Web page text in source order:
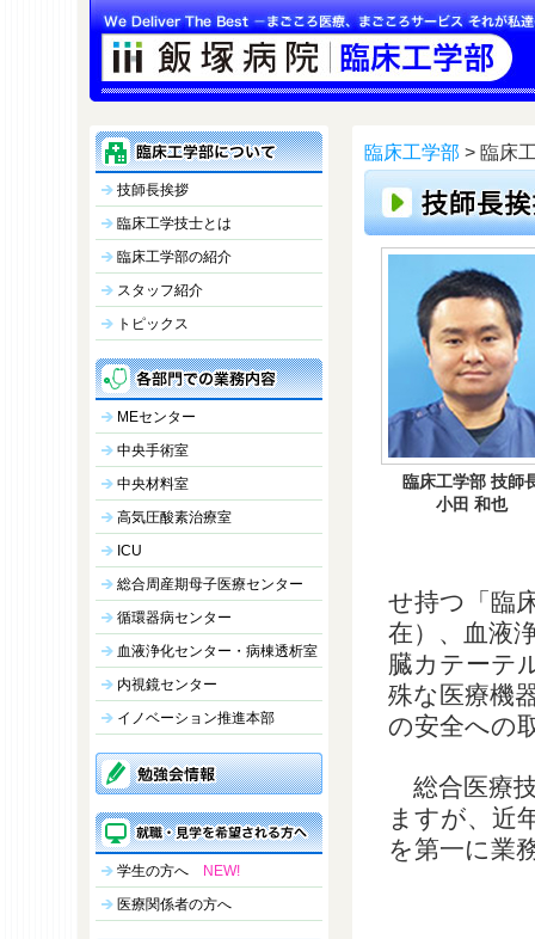
技師長挨拶
臨床工学技士とは
臨床工学部の紹介
スタッフ紹介
トピックス
MEセンター
中央手術室
中央材料室
高気圧酸素治療室
ICU
総合周産期母子医療センター
循環器病センター
血液浄化センター・病棟透析室
内視鏡センター
イノベーション推進本部
学生の方へ NEW!
医療関係者の方へ
臨床工学部 > 臨床
臨床工学部 技師
小田 和也
せ持つ「臨
在）、血液
臓カテーテ
殊な医療機
の安全への
総合医療
ますが、近
を第一に業